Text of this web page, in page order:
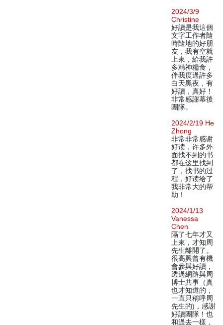
2024/3/9
Christine
好讀是我這個
文字工作者隨
時隨地的好朋
友，我有空就
上來，給我許
多精神糧食，
伴我度過許多
白天黑夜，有
好讀，真好！
非常感謝幕後
團隊。
2024/2/19 He
Zhong
非常非常感谢
好读，许多外
面找不到的书
都在这里找到
了，找书的过
程，好读给了
我非常大的帮
助！
2024/1/13
Vanessa
Chen
隔了七年才又
上來，才知周
先生離開了。
很高興曾有機
會參與好讀，
透過網路與周
博士共事（真
也才知道的，
一直只稱呼周
先生的)，感謝
好讀團隊！也
和過去一樣，